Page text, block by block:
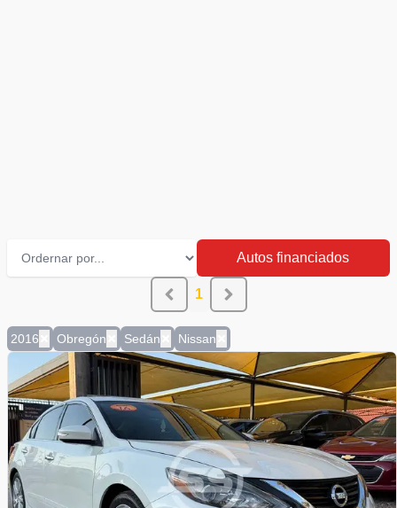
Autos financiados
1
2016 Obregón Sedán Nissan